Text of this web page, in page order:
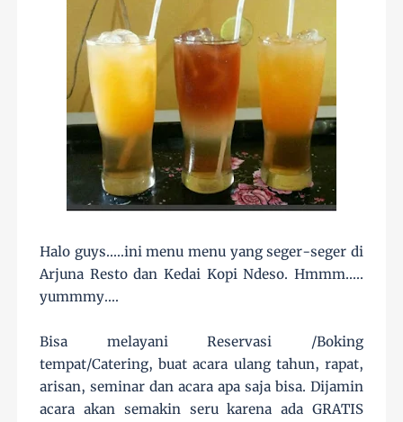
Halo guys.....ini menu menu yang seger-seger di
Arjuna Resto dan Kedai Kopi Ndeso. Hmmm.....
yummmy....
Bisa melayani Reservasi /Boking
tempat/Catering, buat acara ulang tahun, rapat,
arisan, seminar dan acara apa saja bisa. Dijamin
acara akan semakin seru karena ada GRATIS